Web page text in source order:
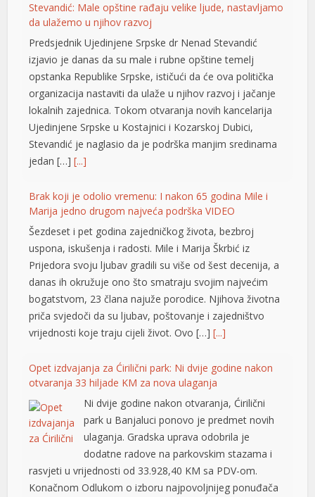
Stevandić: Male opštine rađaju velike ljude, nastavljamo
da ulažemo u njihov razvoj
Predsjednik Ujedinjene Srpske dr Nenad Stevandić
izjavio je danas da su male i rubne opštine temelj
opstanka Republike Srpske, ističući da će ova politička
organizacija nastaviti da ulaže u njihov razvoj i jačanje
lokalnih zajednica. Tokom otvaranja novih kancelarija
Ujedinjene Srpske u Kostajnici i Kozarskoj Dubici,
Stevandić je naglasio da je podrška manjim sredinama
jedan […][...]
Brak koji je odolio vremenu: I nakon 65 godina Mile i
Marija jedno drugom najveća podrška VIDEO
Šezdeset i pet godina zajedničkog života, bezbroj
uspona, iskušenja i radosti. Mile i Marija Škrbić iz
Prijedora svoju ljubav gradili su više od šest decenija, a
danas ih okružuje ono što smatraju svojim najvećim
bogatstvom, 23 člana najuže porodice. Njihova životna
priča svjedoči da su ljubav, poštovanje i zajedništvo
vrijednosti koje traju cijeli život. Ovo […][...]
Opet izdvajanja za Ćirilični park: Ni dvije godine nakon
otvaranja 33 hiljade KM za nova ulaganja
Ni dvije godine nakon otvaranja, Ćirilični
park u Banjaluci ponovo je predmet novih
ulaganja. Gradska uprava odobrila je
dodatne radove na parkovskim stazama i
rasvjeti u vrijednosti od 33.928,40 KM sa PDV-om.
Konačnom Odlukom o izboru najpovoljnijeg ponuđača